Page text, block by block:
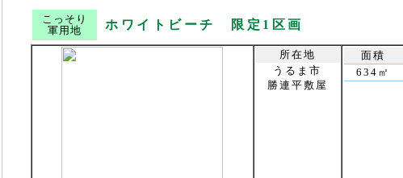
こっそり
軍用地
ホワイトビーチ 限定1区画
所在地
うるま市
勝連平敷屋
面積
634㎡